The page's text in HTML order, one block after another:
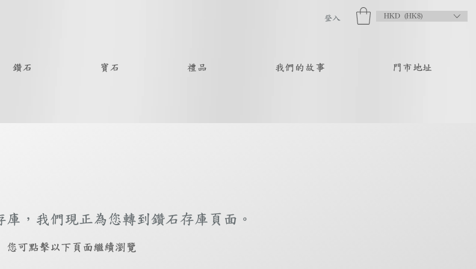
登入 HKD (HK$)
鑽石 寶石 禮品 我們的故事 門市地址
庫，我們現正為您轉到鑽石存庫頁面。
​您可點擊以下頁面繼續瀏覽